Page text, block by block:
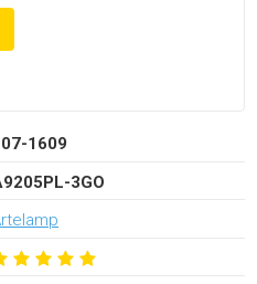
1609
3GO